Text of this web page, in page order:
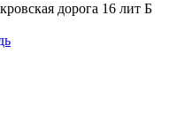
дорога 16 лит Б